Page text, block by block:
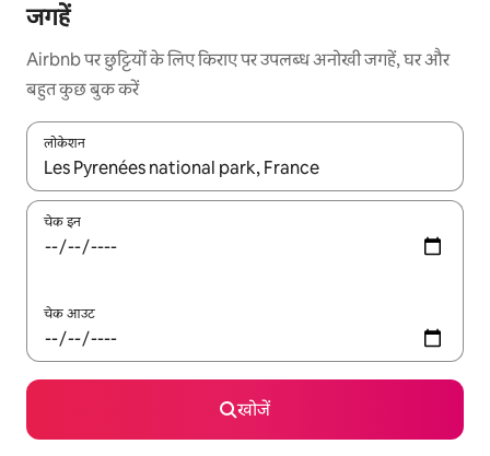
जगहें
Airbnb पर छुट्टियों के लिए किराए पर उपलब्ध अनोखी जगहें, घर और
बहुत कुछ बुक करें
लोकेशन
नतीजों के उपलब्ध होने पर, अप और डाउन 'ऐरो की' का इस्तेमाल करके नेविगेट
चेक इन
चेक आउट
खोजें